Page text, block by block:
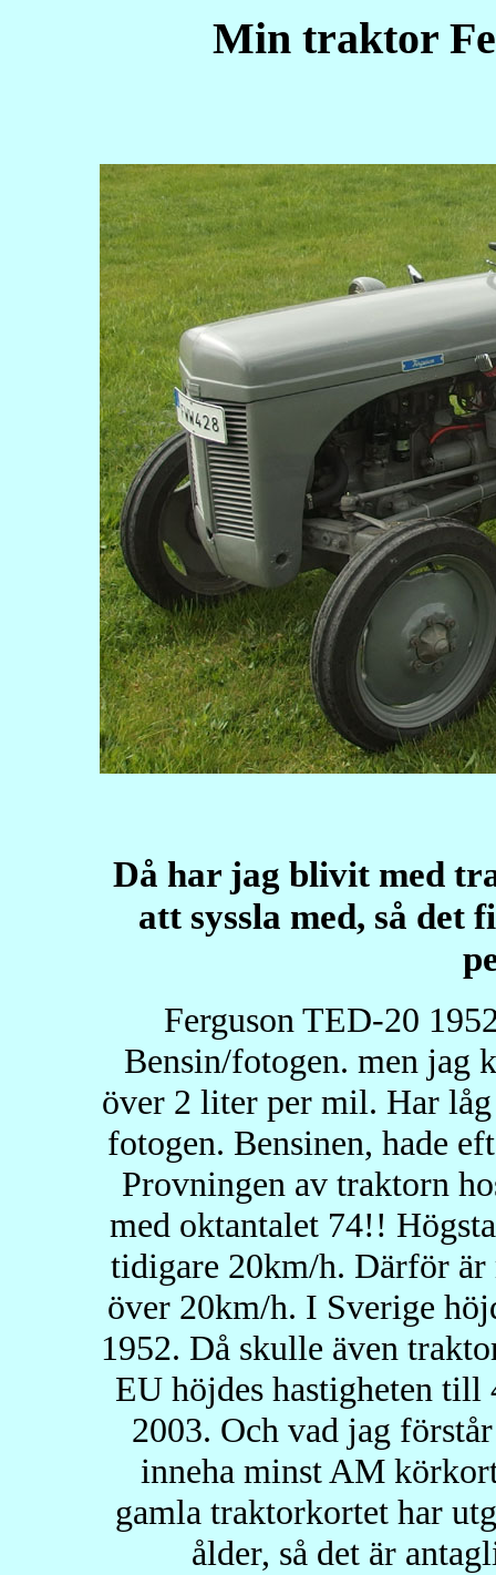
Min traktor
Då har jag blivit med
att syssla med, så det
Ferguson TED-20
Bensin/fotogen. men jag
över 2 liter per mil. Har
fotogen. Bensinen, hade
Provningen av traktorn
med oktantalet 74!!
tidigare 20km/h. Därför är
över 20km/h. I Sverige
1952. Då skulle även
EU höjdes hastigheten
2003. Och vad jag
inneha minst AM
gamla traktorkortet har
ålder, så det är